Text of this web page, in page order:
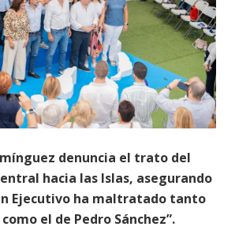
denuncia el trato del
hacia las Islas, asegurando
Ejecutivo ha maltratado tanto
el de Pedro Sánchez”.